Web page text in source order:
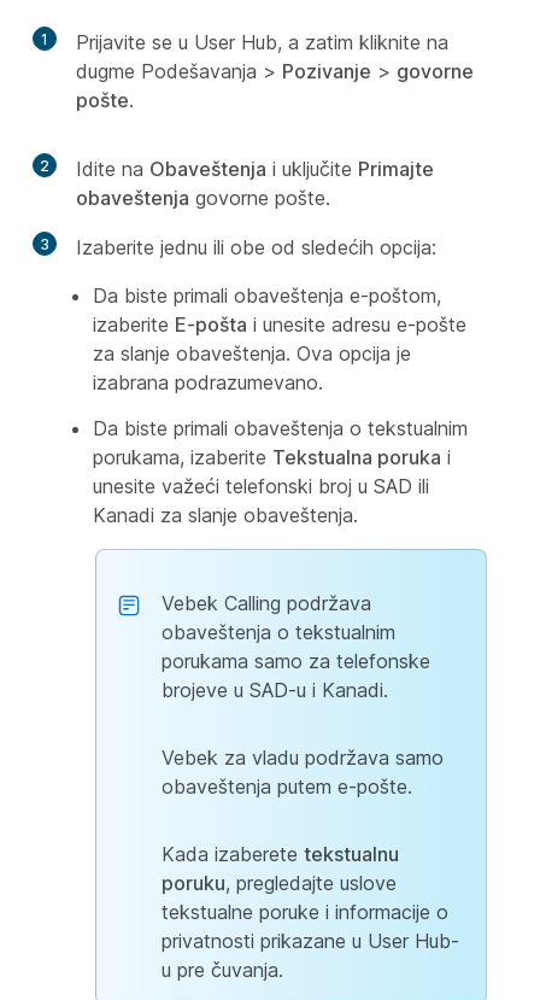
1
Prijavite se u User Hub, a zatim kliknite na
dugme Podešavanja > Pozivanje > govorne
pošte.
2 Idite na Obaveštenja i uključite Primajte
obaveštenja govorne pošte.
3
Izaberite jednu ili obe od sledećih opcija:
Da biste primali obaveštenja e-poštom,
izaberite E-pošta i unesite adresu e-pošte
za slanje obaveštenja. Ova opcija je
izabrana podrazumevano.
Da biste primali obaveštenja o tekstualnim
porukama, izaberite Tekstualna poruka i
unesite važeći telefonski broj u SAD ili
Kanadi za slanje obaveštenja.
Vebek Calling podržava
obaveštenja o tekstualnim
porukama samo za telefonske
brojeve u SAD-u i Kanadi.
Vebek za vladu podržava samo
obaveštenja putem e-pošte.
Kada izaberete tekstualnu
poruku, pregledajte uslove
tekstualne poruke i informacije o
privatnosti prikazane u User Hub-
u pre čuvanja.